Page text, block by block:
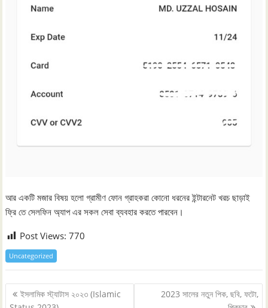
আর একটি মজার বিষয় হলো গ্রামীণ ফোন গ্রাহকরা কোনো ধরনের ইন্টারনেট খরচ ছাড়াই
ফ্রি তে সেলফিন অ্যাপ এর সকল সেবা ব্যবহার করতে পারবেন।
Post Views: 770
Uncategorized
Post
ইসলামিক স্ট্যাটাস ২০২৩ (Islamic
2023 সালের নতুন পিক, ছবি, ফটো,